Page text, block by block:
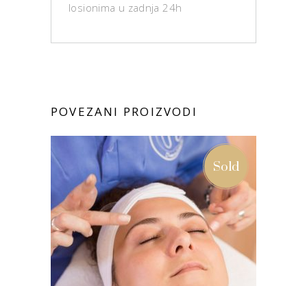
losionima u zadnja 24h
POVEZANI PROIZVODI
Sold